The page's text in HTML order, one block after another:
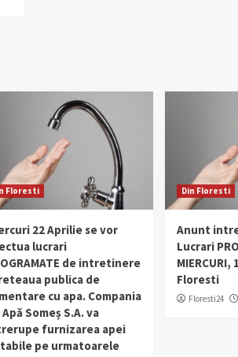
Floresti
22 Aprilie se vor
lucrari
de intretinere
publica de
cu apa. Compania
Someș S.A. va
furnizarea apei
pe urmatoarele
Din Floresti
Anunt
Lucrari
MIERCURI,
Floresti
Floresti24